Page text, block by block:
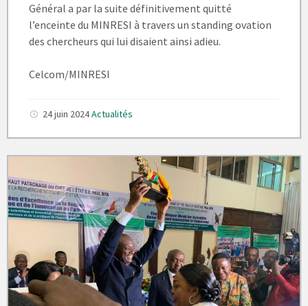
Général a par la suite définitivement quitté
l’enceinte du MINRESI à travers un standing ovation
des chercheurs qui lui disaient ainsi adieu.
Celcom/MINRESI
24 juin 2024Actualités